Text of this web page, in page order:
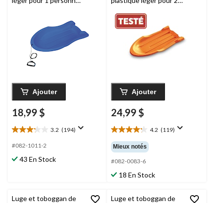
Ajouter
18,99 $
3.2 (194)
3.2
étoile(s)
5.
#082-1011-2
43 En Stock
Ajouter
24,99 $
4.2 (119)
4.2
étoile(s)
sur
5.
119
évaluations
Mieux notés
#082-0083-6
18 En Stock
Luge et toboggan de
Luge et toboggan de